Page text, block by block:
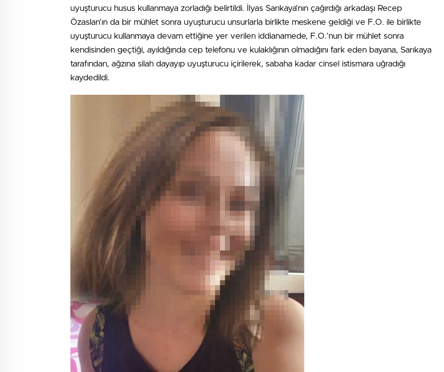
uyuşturucu husus kullanmaya zorladığı belirtildi. İlyas Sarıkaya’nın çağırdığı arkadaşı Recep
Özaslan’ın da bir mühlet sonra uyuşturucu unsurlarla birlikte meskene geldiği ve F.O. ile birlikte
uyuşturucu kullanmaya devam ettiğine yer verilen iddianamede, F.O.’nun bir mühlet sonra
kendisinden geçtiği, ayıldığında cep telefonu ve kulaklığının olmadığını fark eden bayana, Sarıkaya
tarafından, ağzına silah dayayıp uyuşturucu içirilerek, sabaha kadar cinsel istismara uğradığı
kaydedildi.